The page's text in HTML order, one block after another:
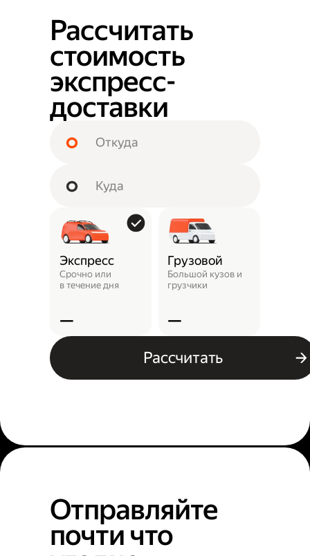
Рассчитать
стоимость
экспресс-
доставки
Экспресс
Срочно или
в течение дня
—
Грузовой
Большой кузов и
грузчики
—
Рассчитать
Отправляйте
почти что